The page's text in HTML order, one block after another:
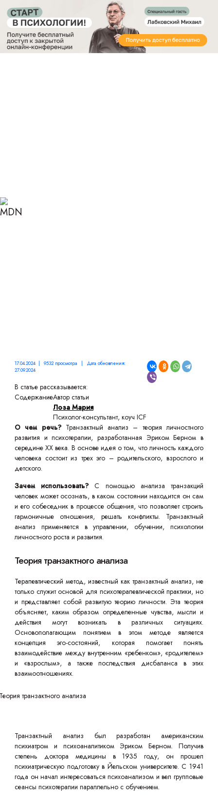
17.04.2024 | 9532 просмотра | Дата обновления:
27.09.2024
В статье рассказывается:
СодержаниеАвтор статьи
Лоза Мария
Психолог-консультант, коуч ICF
О чем речь? Транзактный анализ – теория личностного
развития и психотерапии, разработанная Эриком Берном в
середине XX века. В основе идея о том, что личность каждого
человека состоит из трех эго – родительского, взрослого и
детского.
Зачем использовать?С помощью анализа транзакций
человек может осознать, в каком состоянии находится он сам
и его собеседник в процессе общения, что позволяет строить
гармоничные отношения, решать конфликты. Транзактный
анализ применяется в управлении, обучении, психологии
личностного роста и развития.
Теория транзактного анализа
Терапевтический метод, известный как транзактный анализ, не
только служит основой для психотерапевтической практики, но
и представляет собой развитую теорию личности. Эта теория
объясняет, каким образом определенные чувства, мысли и
действия могут возникать в различных ситуациях.
Основополагающим понятием в этом методе является
концепция эго-состояний, которая помогает понять
взаимодействие между внутренним «ребенком», «родителем»
и «взрослым», а также последствия дисбаланса в этих
взаимоотношениях.
Транзактный анализ был разработан американским
психиатром и психоаналитиком Эриком Берном. Получив
степень доктора медицины в 1935 году, он прошел
психиатрическую подготовку в Йельском университете. С 1941
года он начал интересоваться психоанализом и вел групповые
сеансы психотерапии параллельно с обучением.